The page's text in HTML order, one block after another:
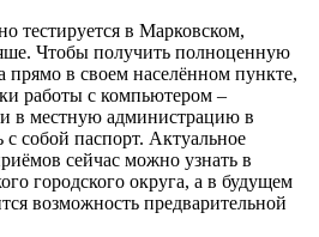
тестируется в Марковском,
Чтобы получить полноценную
прямо в своем населённом пункте,
работы с компьютером –
в местную администрацию в
с собой паспорт. Актуальное
сейчас можно узнать в
городского округа, а в будущем
возможность предварительной